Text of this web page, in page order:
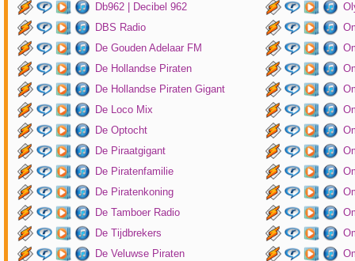
Db962 | Decibel 962
DBS Radio
De Gouden Adelaar FM
De Hollandse Piraten
De Hollandse Piraten Gigant
De Loco Mix
De Optocht
De Piraatgigant
De Piratenfamilie
De Piratenkoning
De Tamboer Radio
De Tijdbrekers
De Veluwse Piraten